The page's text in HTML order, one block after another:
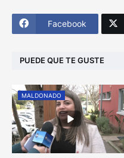
Facebook
PUEDE QUE TE GUSTE
MALDONADO